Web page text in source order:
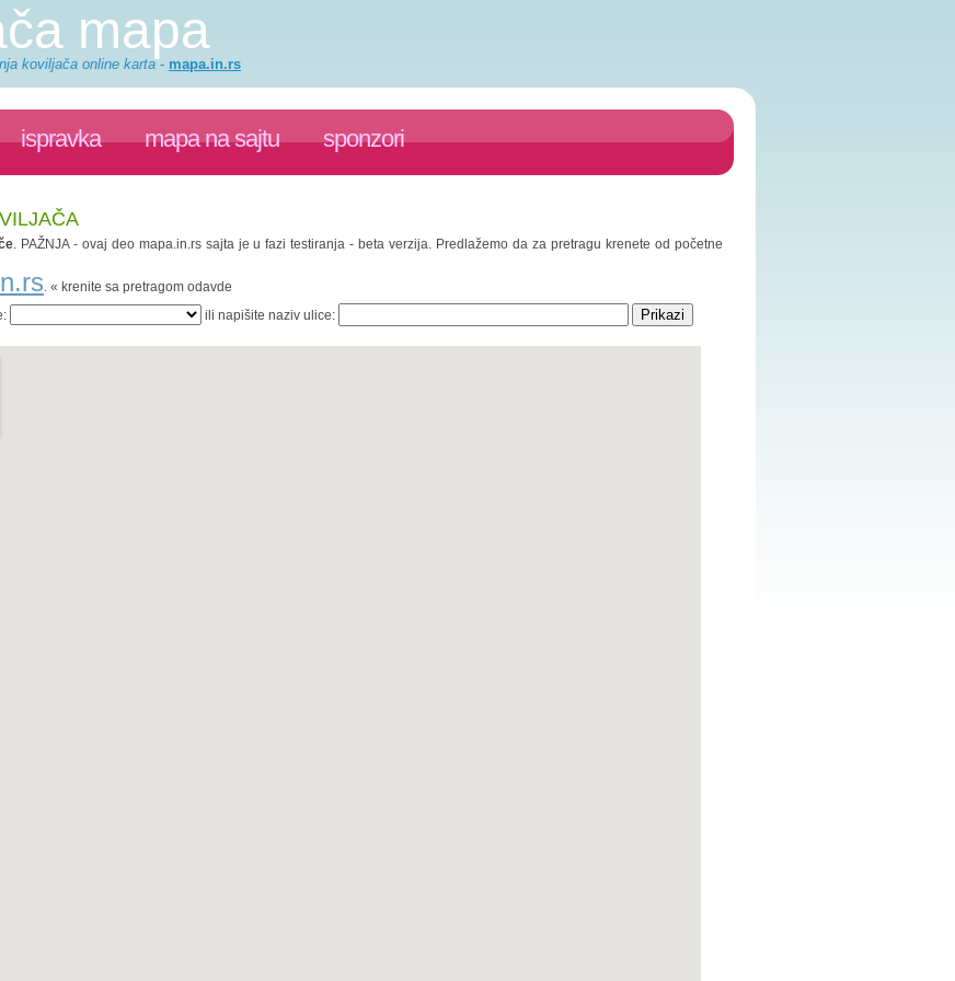
mapa
koviljača online karta- mapa.in.rs
ispravka mapa na sajtu sponzori
. PAŽNJA - ovaj deo mapa.in.rs sajta je u fazi testiranja - beta verzija. Predlažemo da za pretragu krenete od početne
. « krenite sa pretragom odavde
ili napišite naziv ulice: